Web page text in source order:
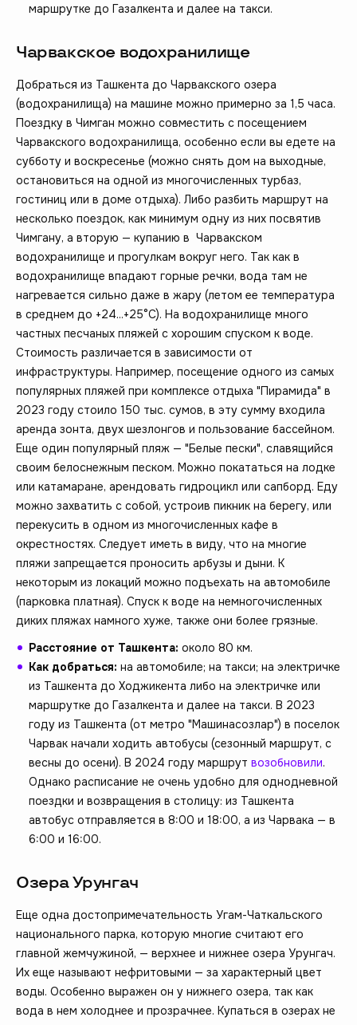
маршрутке до Газалкента и далее на такси.
Чарвакское водохранилище
Добраться из Ташкента до Чарвакского озера
(водохранилища) на машине можно примерно за 1,5 часа.
Поездку в Чимган можно совместить с посещением
Чарвакского водохранилища, особенно если вы едете на
субботу и воскресенье (можно снять дом на выходные,
остановиться на одной из многочисленных турбаз,
гостиниц или в доме отдыха). Либо разбить маршрут на
несколько поездок, как минимум одну из них посвятив
Чимгану, а вторую — купанию в Чарвакском
водохранилище и прогулкам вокруг него. Так как в
водохранилище впадают горные речки, вода там не
нагревается сильно даже в жару (летом ее температура
в среднем до +24...+25°C). На водохранилище много
частных песчаных пляжей с хорошим спуском к воде.
Стоимость различается в зависимости от
инфраструктуры. Например, посещение одного из самых
популярных пляжей при комплексе отдыха "Пирамида" в
2023 году стоило 150 тыс. сумов, в эту сумму входила
аренда зонта, двух шезлонгов и пользование бассейном.
Еще один популярный пляж — "Белые пески", славящийся
своим белоснежным песком. Можно покататься на лодке
или катамаране, арендовать гидроцикл или сапборд. Еду
можно захватить с собой, устроив пикник на берегу, или
перекусить в одном из многочисленных кафе в
окрестностях. Следует иметь в виду, что на многие
пляжи запрещается проносить арбузы и дыни. К
некоторым из локаций можно подъехать на автомобиле
(парковка платная). Спуск к воде на немногочисленных
диких пляжах намного хуже, также они более грязные.
Расстояние от Ташкента: около 80 км.
Как добраться: на автомобиле; на такси; на электричке
из Ташкента до Ходжикента либо на электричке или
маршрутке до Газалкента и далее на такси. В 2023
году из Ташкента (от метро "Машинасозлар") в поселок
Чарвак начали ходить автобусы (сезонный маршрут, с
весны до осени). В 2024 году маршрут возобновили.
Однако расписание не очень удобно для однодневной
поездки и возвращения в столицу: из Ташкента
автобус отправляется в 8:00 и 18:00, а из Чарвака — в
6:00 и 16:00.
Озера Урунгач
Еще одна достопримечательность Угам-Чаткальского
национального парка, которую многие считают его
главной жемчужиной, — верхнее и нижнее озера Урунгач.
Их еще называют нефритовыми — за характерный цвет
воды. Особенно выражен он у нижнего озера, так как
вода в нем холоднее и прозрачнее. Купаться в озерах не